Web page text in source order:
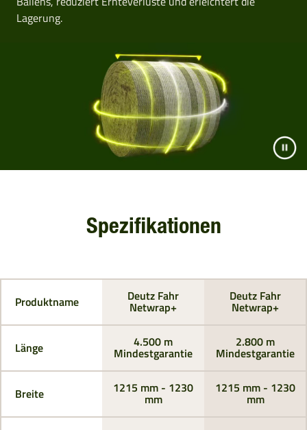
Lagerung.
Spezifikationen
Produktname
Länge
Breite
Deutz Fahr
Netwrap+
Deutz Fahr
Netwrap+
4.500 m
Mindestgarantie
2.800 m
Mindestgarantie
1215 mm - 1230
mm
1215 mm - 1230
mm